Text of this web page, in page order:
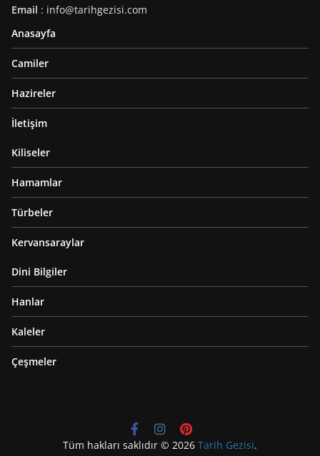
Email : info@tarihgezisi.com
Anasayfa
Camiler
Hazireler
İletişim
Kiliseler
Hamamlar
Türbeler
Kervansaraylar
Dini Bilgiler
Hanlar
Kaleler
Çeşmeler
Tüm hakları saklıdır © 2026 Tarih Gezisi.